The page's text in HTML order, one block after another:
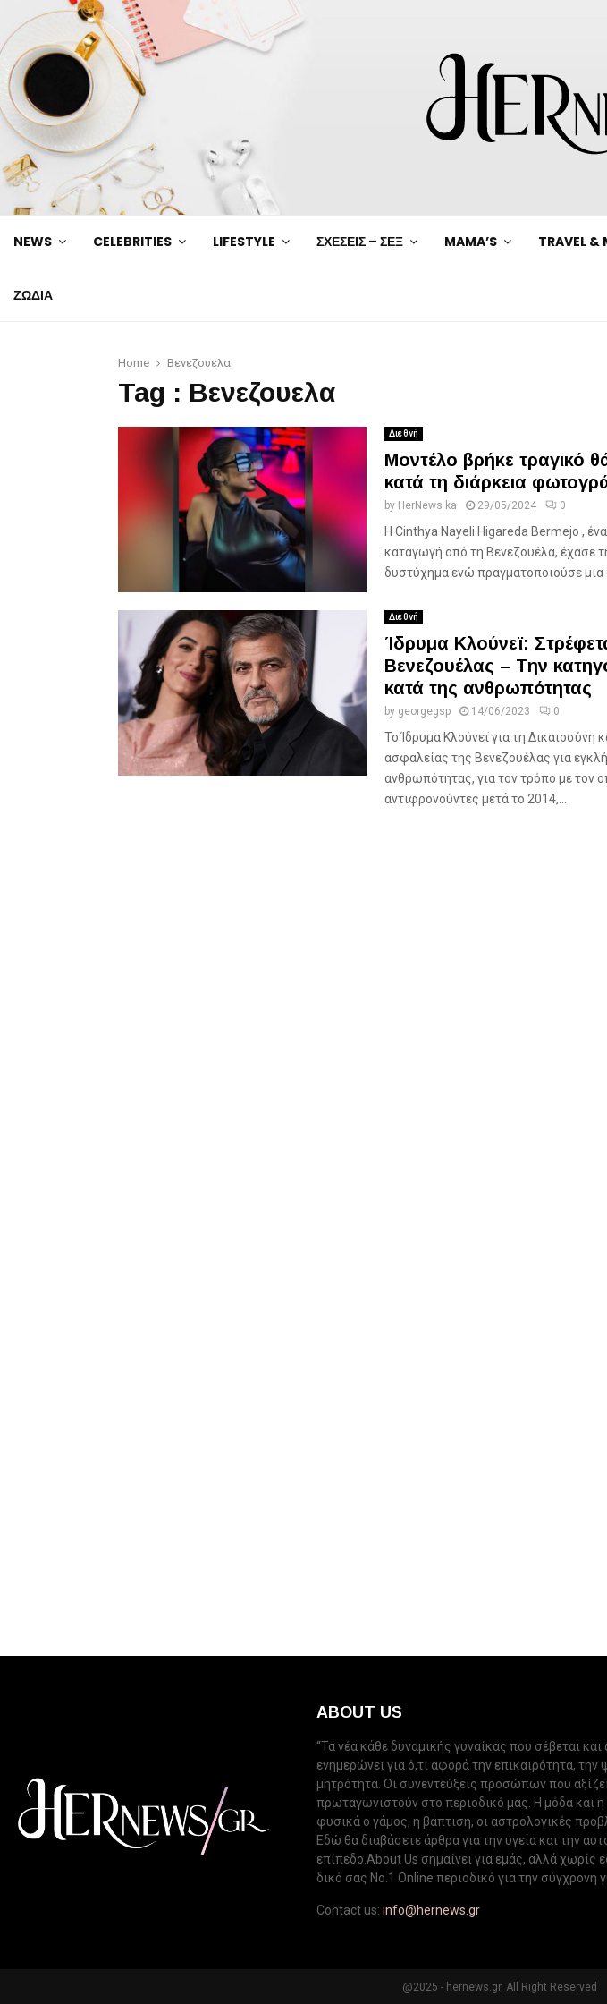
NEWS CELEBRITIES LIFESTYLE ΣΧΕΣΕΙΣ – ΣΕΞ MAMA’S TRAVEL &
ΖΩΔΙΑ
Home Βενεζουελα
Tag : Βενεζουελα
Διεθνή
Μοντέλο βρήκε τραγικό
κατά τη διάρκεια
by HerNews ka 29/05/2024 0
Η Cinthya Nayeli Higareda Bermejo ,
καταγωγή από τη Βενεζουέλα, έχασε
δυστύχημα ενώ πραγματοποιούσε
Διεθνή
Ίδρυμα Κλούνεϊ:
Βενεζουέλας – Την
κατά της ανθρωπότητας
by georgegsp 14/06/2023 0
Το Ίδρυμα Κλούνεϊ για τη Δικαιοσύνη
ασφαλείας της Βενεζουέλας για
ανθρωπότητας, για τον τρόπο με τον
αντιφρονούντες μετά το 2014,...
ABOUT US
“Τα νέα κάθε δυναμικής γυναίκας που σέβεται
ενημερώνει για ό,τι αφορά την επικαιρότητα, την
μητρότητα. Οι συνεντεύξεις προσώπων που
πρωταγωνιστούν στο περιοδικό μας. Η μόδα και
φυσικά ο γάμος, η βάπτιση, οι αστρολογικές
Εδώ θα διαβάσετε άρθρα για την υγεία και την
επίπεδο.About Us σημαίνει για εμάς, αλλά χωρίς
δικό σας Νo.1 Online περιοδικό για την σύγχρονη
Contact us: info@hernews.gr
@2025 - hernews.gr. All Right Reserved